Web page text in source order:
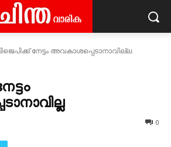
നേട്ടം അവകാശപ്പെടാനാവില്ല
0